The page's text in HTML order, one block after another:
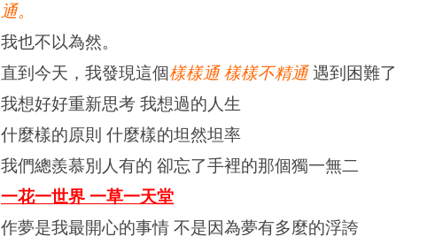
通。
我也不以為然。
直到今天，我發現這個樣樣通 樣樣不精通遇到困難了
我想好好重新思考 我想過的人生
什麼樣的原則 什麼樣的坦然坦率
我們總羨慕別人有的 卻忘了手裡的那個獨一無二
一花一世界 一草一天堂
作夢是我最開心的事情 不是因為夢有多麼的浮誇